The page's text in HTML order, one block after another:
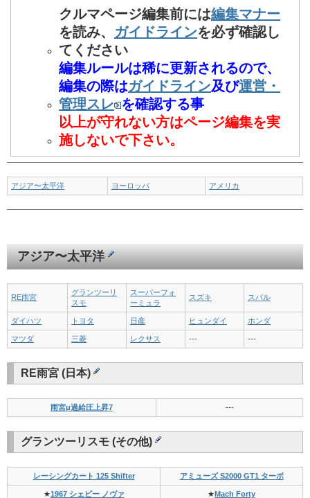
クルマページ編集前には編集マナー
を読み、 ガイドラインを必ず確認し
てください
編集ルールは稀に更新されるので、
編集の際はガイドライン及び運営・
管理スレ を確認する事
以上が守れない方はページ編集を実
施しないで下さい。
アジア〜太平洋 ヨーロッパ アメリカ
アジア〜太平洋
RE雨宮
グランツーリ
スモ
スーパーフォ
ーミュラ
スズキ スバル
ダイハツ トヨタ 日産 ヒュンダイ ホンダ
マツダ 三菱 レクサス --- ---
RE雨宮 (日本)
雨宮μ過給圧上昇7 ---
グランツーリスモ (その他)
レーシングカート 125 Shifter アミューズ S2000 GT1 ターボ
★1967 シェビー ノヴァ ★Mach Forty